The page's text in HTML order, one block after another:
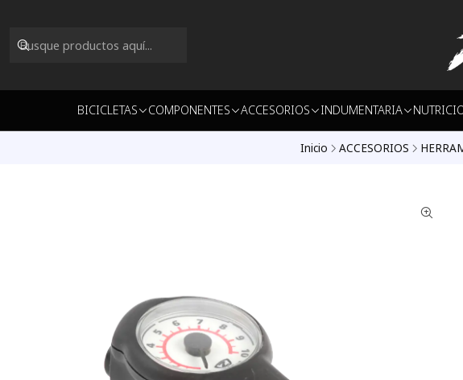
BICICLETAS COMPONENTES ACCESORIOS INDUMENTARIA
Inicio ACCESORIOS